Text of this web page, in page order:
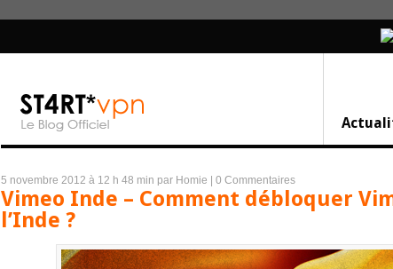
5 novembre 2012 à 12 h 48 min par Homie 0 Commentaires
Vimeo Inde – Comment débloquer
l’Inde ?